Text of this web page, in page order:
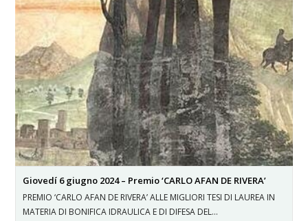
Giovedí 6 giugno 2024 – Premio ‘CARLO AFAN DE RIVERA’
PREMIO ‘CARLO AFAN DE RIVERA’ ALLE MIGLIORI TESI DI LAUREA IN
MATERIA DI BONIFICA IDRAULICA E DI DIFESA DEL…